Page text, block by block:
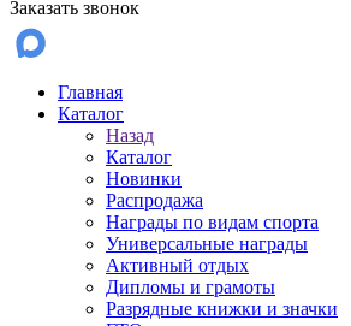
Заказать звонок
Главная
Каталог
Назад
Каталог
Новинки
Распродажа
Награды по видам спорта
Универсальные награды
Активный отдых
Дипломы и грамоты
Разрядные книжки и значки